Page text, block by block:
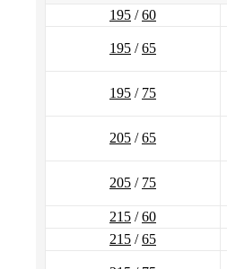
195 /60
195 /65
195 / 75
205 /65
205 / 75
215 /60
215 /65